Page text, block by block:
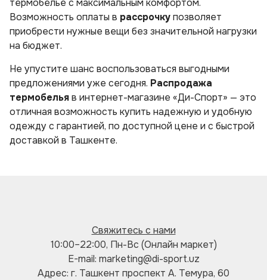
термобелье с максимальным комфортом.
Возможность оплаты в рассрочкупозволяет
приобрести нужные вещи без значительной нагрузки
на бюджет.
Не упустите шанс воспользоваться выгодными
предложениями уже сегодня. Распродажа
термобельяв интернет-магазине «Ди-Спорт» — это
отличная возможность купить надежную и удобную
одежду с гарантией, по доступной цене и с быстрой
доставкой в Ташкенте.
Свяжитесь с нами
10:00–22:00, Пн-Вс (Онлайн маркет)
E-mail: marketing@di-sport.uz
Адрес: г. Ташкент проспект А. Темура, 60